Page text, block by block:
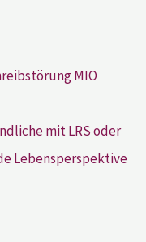
mit LRS oder
Lebensperspektive